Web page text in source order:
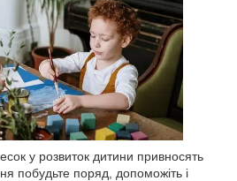
у розвиток дитини привносять
побудьте поряд, допоможіть і